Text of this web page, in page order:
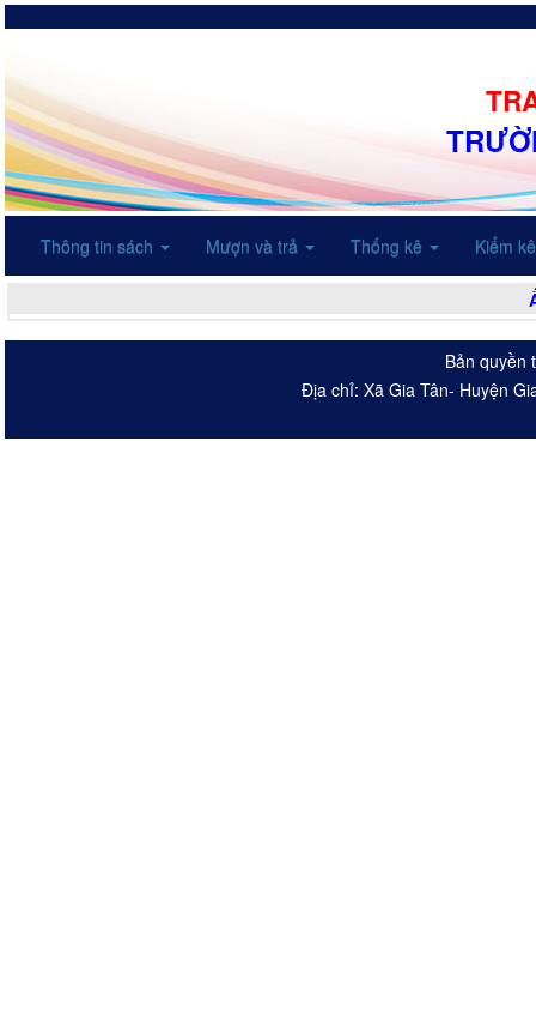
Thông tin sách Mượn và trả Thống kê Kiểm
Bản quyền
Địa chỉ: Xã Gia Tân- Huyện